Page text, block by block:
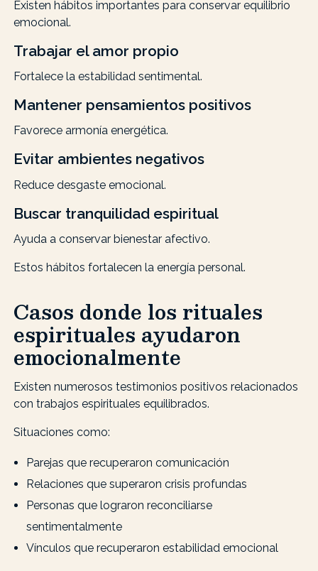
Existen hábitos importantes para conservar equilibrio
emocional.
Trabajar el amor propio
Fortalece la estabilidad sentimental.
Mantener pensamientos positivos
Favorece armonía energética.
Evitar ambientes negativos
Reduce desgaste emocional.
Buscar tranquilidad espiritual
Ayuda a conservar bienestar afectivo.
Estos hábitos fortalecen la energía personal.
Casos donde los rituales
espirituales ayudaron
emocionalmente
Existen numerosos testimonios positivos relacionados
con trabajos espirituales equilibrados.
Situaciones como:
Parejas que recuperaron comunicación
Relaciones que superaron crisis profundas
Personas que lograron reconciliarse
sentimentalmente
Vínculos que recuperaron estabilidad emocional